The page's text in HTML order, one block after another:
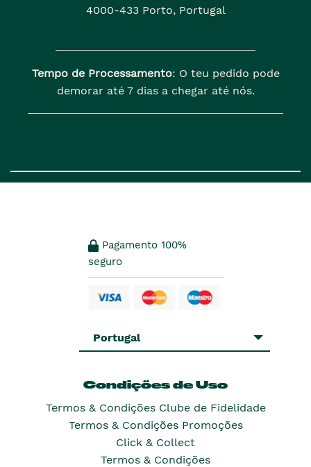
4000-433 Porto, Portugal
Tempo de Processamento: O teu pedido pode
demorar até 7 dias a chegar até nós.
Pagamento 100%
seguro
Portugal
Condições de Uso
Termos & Condições Clube de Fidelidade
Termos & Condições Promoções
Click & Collect
Termos & Condições